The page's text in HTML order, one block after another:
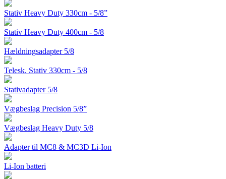
Stativ Heavy Duty 330cm - 5/8”
Stativ Heavy Duty 400cm - 5/8
Hældningsadapter 5/8
Telesk. Stativ 330cm - 5/8
Stativadapter 5/8
Vægbeslag Precision 5/8”
Vægbeslag Heavy Duty 5/8
Adapter til MC8 & MC3D Li-Ion
Li-Ion batteri